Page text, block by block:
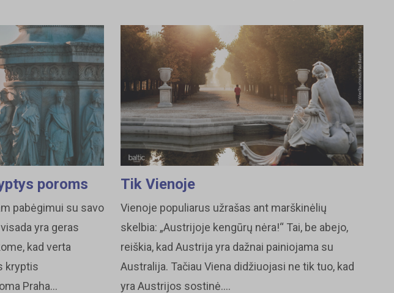
poroms
pabėgimui su savo
yra geras
kad verta
kryptis
Praha...
Tik Vienoje
Vienoje populiarus užrašas ant marškinėlių
skelbia: „Austrijoje kengūrų nėra!“ Tai, be abejo,
reiškia, kad Austrija yra dažnai painiojama su
Australija. Tačiau Viena didžiuojasi ne tik tuo, kad
yra Austrijos sostinė....